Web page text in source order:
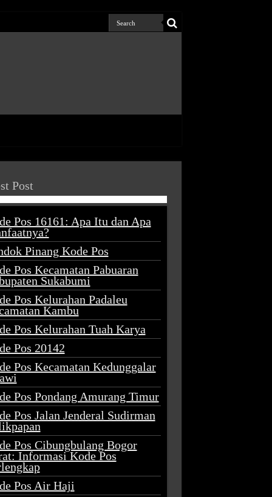
Post
Pos 16161: Apa Itu dan Apa
Pinang Kode Pos
Pos Kecamatan Pabuaran
Sukabumi
Pos Kelurahan Padaleu
Kambu
Pos Kelurahan Tuah Karya
Pos 20142
Pos Kecamatan Kedunggalar
Pos Pondang Amurang Timur
Pos Jalan Jenderal Sudirman
Pos Cibungbulang Bogor
Informasi Kode Pos
Pos Air Haji